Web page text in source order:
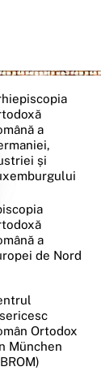
a
și
a
de Nord
Ortodox
München